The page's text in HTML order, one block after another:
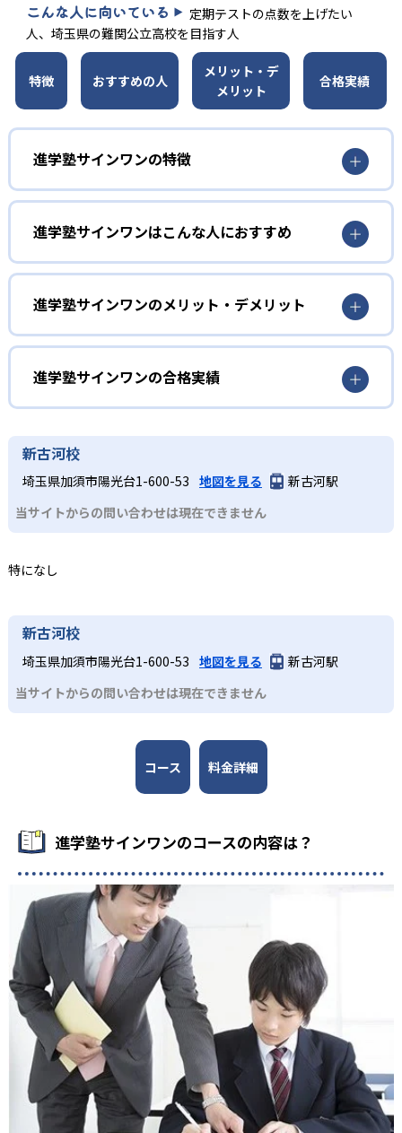
こんな人に向いている
定期テストの点数を上げたい
人、埼玉県の難関公立高校を目指す人
特徴 おすすめの人
メリット・デ
メリット
合格実績
進学塾サインワンの特徴
出典：進学塾サインワン 公式サイト
インワン」に変更。定期テストの成績向上や、埼玉県の公
立難関高校合格などを強化するためにスタートした進学
塾。
難関校受験に対応した集団指導と個別指導の他、小学生向
けにはプログラミング教室などの能力開発も行なってい
生徒のやる気を呼び起こす
している。
03 使命感を持った指導
進学塾サインワンでは、学校成績の向上と、志望校合格の
ために、妥協なき使命感を持って指導にあたっているとい
う。
進学塾サインワンはこんな人におすすめ
小学生
小学生対象のコースには、「公立進学本科コース」「中学
受験コース」「個別指導」「能力開発コース」があり、中
高一貫校の受験対策から学校の補習やプログラミングま
されているので、目標や性格に合わせた学習が可能だ。
中学生
中学生向けには、レベル別の集団授業が開講されている。
り、自分の学力や目標に応じた学習ができる。また、1:1の
個別指導も用意されているので、学力に不安のある人も、
自分に合った形で受験勉強を進めることができる。
高校生
部活などで忙しい人向け
高校生に向けては、「定期テスト対策コース」「一般選抜
突破コース」「総合型選抜対策コース」が用意されてい
る。授業の形態は、1:1の個別指導と映像授業を組み合わせ
ることができる。さらに、通塾かオンラインかも選択でき
るため、自分の目標や事情に合わせて学習をすることが可
能だ。
進学塾サインワンのメリット・デメリット
出典：進学塾サインワン 公式サイト
どんなメリットがある？
小学生と中学生には、集団授業の受験対策コースが用意さ
れており、周りの人と競い合うことができるので、受験勉
一方、個別指導では、生徒一人ひとりのことを考えカリキ
っくりと自分のペースで進められる。
また「学びフリーコース」なら、好きな曜日、好きな時間
帯を選んで学習できるため、勉強と部活の両立が可能。定
期テスト前は、集中的に通塾日を増やすこともできる。
さらに、地元・埼玉県密着型の塾なので、中学生はテスト
の過去問を基に作成されたプリントを使って、定期テスト
対策を効率良く行うことができる。
どんなデメリットがある？
個別指導では、生徒一人ひとりに合わせたカリキュラムを
作成し、自ら勉強する習慣をつける指導を行っているた
め、他の生徒への競争意識が乏しくなり、勉強のモチベー
ションが低下する可能性がある。
進学塾サインワンの合格実績
進学塾サインワンでは、合格実績を公式サイトで公開し、
合格した学校を多数記載している。合格実績は以下の通り
である。
中学校の合格実績
川口市立高等学校附属中学校 13
-
渋谷教育学園渋谷中学校 -
学習院女子中等科 -
工学院大学附属中学校
青稜中学校 大妻中学校 -
東京都市大学等々力中学校 -
浦和実業学園中学校 - 栄東中学校
西大和学園中学校
新古河校
埼玉県加須市陽光台1-600-53 地図を見る
新古河駅
当サイトからの問い合わせは現在できません
特になし
新古河校
埼玉県加須市陽光台1-600-53 地図を見る
新古河駅
当サイトからの問い合わせは現在できません
コース 料金詳細
進学塾サインワンのコースの内容は？